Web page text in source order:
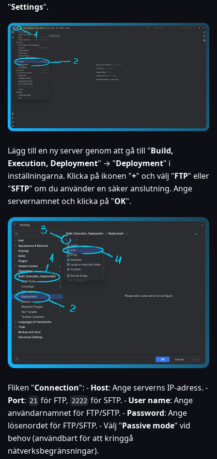
"Settings".
Lägg till en ny server genom att gå till "Build,
Execution, Deployment" → "Deployment" i
inställningarna. Klicka på ikonen "+" och välj "FTP" eller
"SFTP" om du använder en säker anslutning. Ange
servernamnet och klicka på "OK".
Fliken "Connection": - Host: Ange serverns IP-adress. -
Port: 21 för FTP, 2222 för SFTP. - User name: Ange
användarnamnet för FTP/SFTP. - Password: Ange
lösenordet för FTP/SFTP. - Välj "Passive mode" vid
behov (användbart för att kringgå
nätverksbegränsningar).